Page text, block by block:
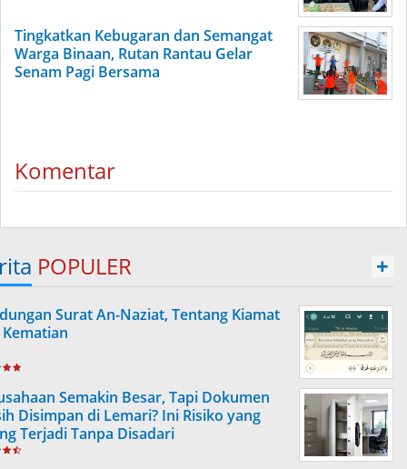
Tingkatkan Kebugaran dan Semangat
Warga Binaan, Rutan Rantau Gelar
Senam Pagi Bersama
Komentar
POPULER +
Surat An-Naziat, Tentang Kiamat
Semakin Besar, Tapi Dokumen
Disimpan di Lemari? Ini Risiko yang
Terjadi Tanpa Disadari